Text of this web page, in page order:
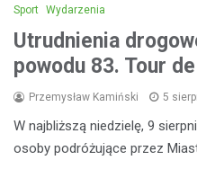
Sport Wydarzenia
Utrudnienia
powodu 83. Tour
Przemysław Kamiński 5
W najbliższą niedzielę, 9
osoby podróżujące przez